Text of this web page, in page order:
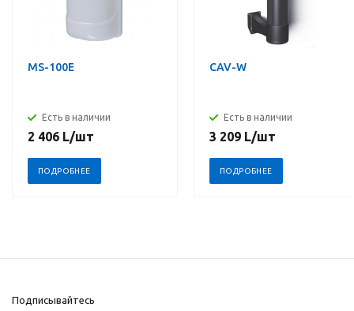
MS-100E
Есть в наличии
2 406 L/шт
ПОДРОБНЕЕ
CAV-W
Есть в наличии
3 209 L/шт
ПОДРОБНЕЕ
Подписывайтесь